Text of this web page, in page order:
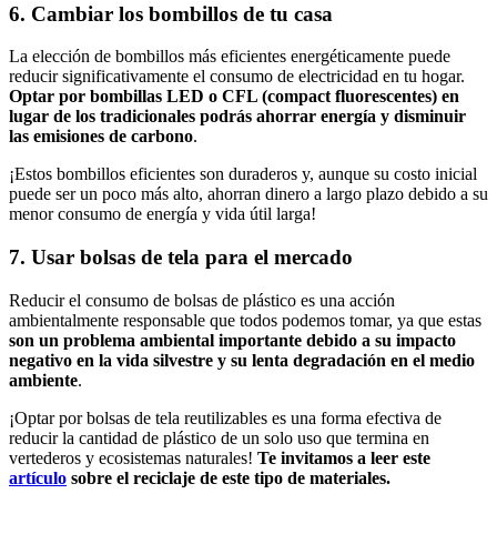
6. Cambiar los bombillos de tu casa
La elección de bombillos más eficientes energéticamente puede
reducir significativamente el consumo de electricidad en tu hogar.
Optar por bombillas LED o CFL (compact fluorescentes) en
lugar de los tradicionales podrás ahorrar energía y disminuir
las emisiones de carbono.
¡Estos bombillos eficientes son duraderos y, aunque su costo inicial
puede ser un poco más alto, ahorran dinero a largo plazo debido a su
menor consumo de energía y vida útil larga!
7. Usar bolsas de tela para el mercado
Reducir el consumo de bolsas de plástico es una acción
ambientalmente responsable que todos podemos tomar, ya que estas
son un problema ambiental importante debido a su impacto
negativo en la vida silvestre y su lenta degradación en el medio
ambiente.
¡Optar por bolsas de tela reutilizables es una forma efectiva de
reducir la cantidad de plástico de un solo uso que termina en
vertederos y ecosistemas naturales! Te invitamos a leer este
artículo sobre el reciclaje de este tipo de materiales.